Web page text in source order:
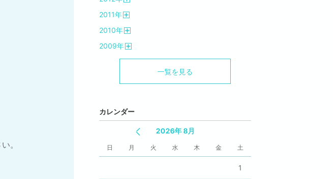
。
2011年
2010年
2009年
一覧を見る
カレンダー
2026年 8月
日 月 火 水 木 金 土
1